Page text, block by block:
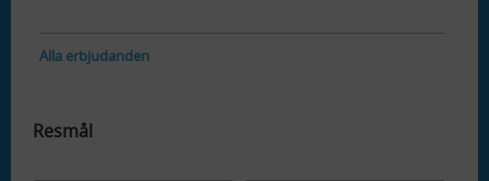
Alla erbjudanden
Resmål